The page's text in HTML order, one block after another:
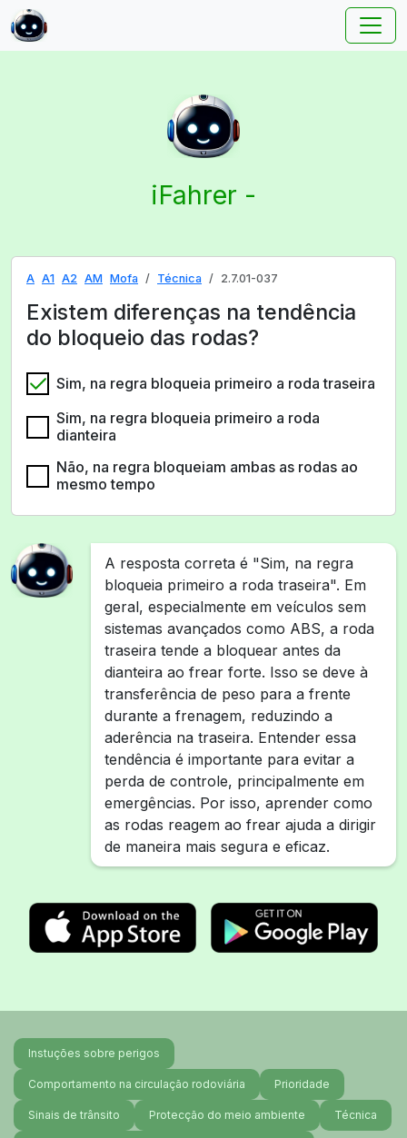
iFahrer -
A A1 A2 AM Mofa Técnica 2.7.01-037
Existem diferenças na tendência
do bloqueio das rodas?
Sim, na regra bloqueia primeiro a roda traseira
Sim, na regra bloqueia primeiro a roda
dianteira
Não, na regra bloqueiam ambas as rodas ao
mesmo tempo
A resposta correta é "Sim, na regra
bloqueia primeiro a roda traseira". Em
geral, especialmente em veículos sem
sistemas avançados como ABS, a roda
traseira tende a bloquear antes da
dianteira ao frear forte. Isso se deve à
transferência de peso para a frente
durante a frenagem, reduzindo a
aderência na traseira. Entender essa
tendência é importante para evitar a
perda de controle, principalmente em
emergências. Por isso, aprender como
as rodas reagem ao frear ajuda a dirigir
de maneira mais segura e eficaz.
Instuções sobre perigos
Comportamento na circulação rodoviária Prioridade
Sinais de trânsito Protecção do meio ambiente Técnica